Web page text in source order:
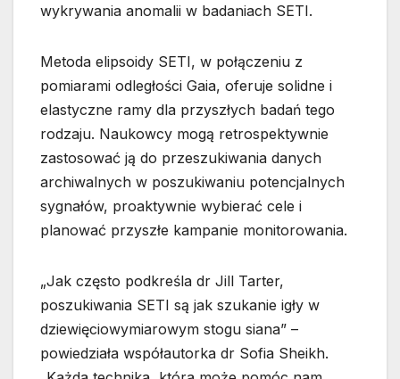
wykrywania anomalii w badaniach SETI.
Metoda elipsoidy SETI, w połączeniu z
pomiarami odległości Gaia, oferuje solidne i
elastyczne ramy dla przyszłych badań tego
rodzaju. Naukowcy mogą retrospektywnie
zastosować ją do przeszukiwania danych
archiwalnych w poszukiwaniu potencjalnych
sygnałów, proaktywnie wybierać cele i
planować przyszłe kampanie monitorowania.
„Jak często podkreśla dr Jill Tarter,
poszukiwania SETI są jak szukanie igły w
dziewięciowymiarowym stogu siana” –
powiedziała współautorka dr Sofia Sheikh.